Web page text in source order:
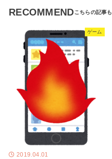
RECOMMEND
ゲーム
2019.04.01